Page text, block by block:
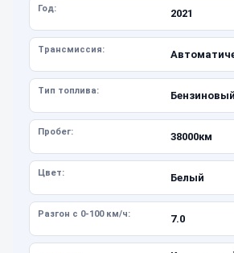
Год: 2021
Трансмиссия:
Тип топлива: Бензиновый
Пробег: 38000км
Цвет: Белый
Разгон с 0-100 км/ч: 7.0